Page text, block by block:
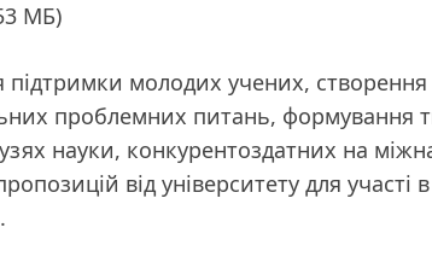
МБ)
молодих учених,
проблемних питань, формування
науки, конкурентоздатних на
від університету для участі